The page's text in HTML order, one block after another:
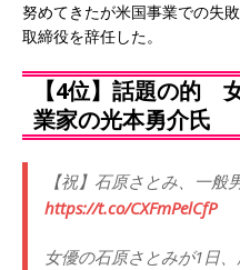
努めてきたが米国事業での失
取締役を辞任した。
【4位】話題の的
業家の光本勇介氏
【祝】石原さとみ、一般
https://t.co/CXFmPelCfP
女優の石原さとみが1日